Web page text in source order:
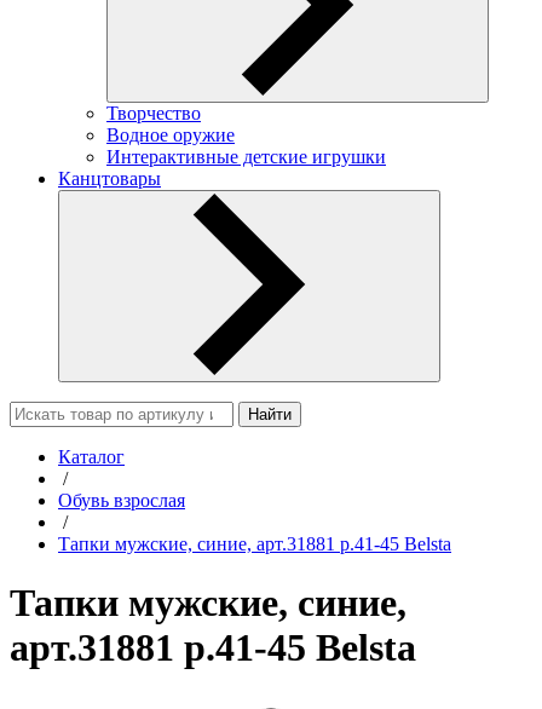
Творчество
Водное оружие
Интерактивные детские игрушки
Канцтовары
Найти
Каталог
/
Обувь взрослая
/
Тапки мужские, синие, арт.31881 р.41-45 Belsta
Тапки мужские, синие,
арт.31881 р.41-45 Belsta